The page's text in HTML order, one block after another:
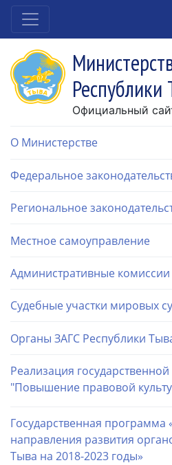
Республики
Официальный
О Министерстве
Федеральное
Региональное
Местное самоуправление
Административные комиссии
Судебные участки мировых
Органы ЗАГС Республики
Реализация
"Повышение правовой
Государственная
направления развития
Тыва на 2018-2023 годы»